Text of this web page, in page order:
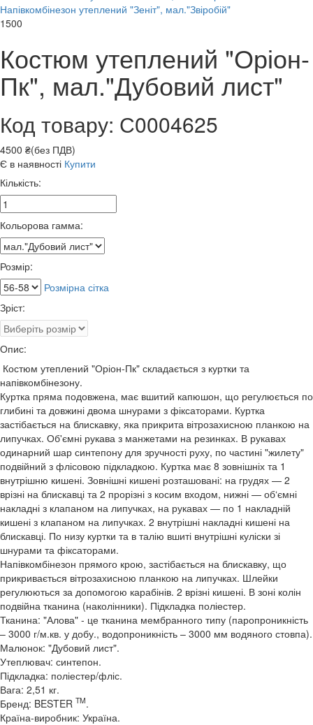
Напівкомбінезон утеплений "Зеніт", мал."Звіробій"
1500
Костюм утеплений "Оріон-
Пк", мал."Дубовий лист"
Код товару: С0004625
4500 ₴(без ПДВ)
Є в наявності Купити
Кількість:
Кольорова гамма:
Розмір:
Розмірна сітка
Зріст:
Опис:
Костюм утеплений "Оріон-Пк" складається з куртки та
напівкомбінезону.
Куртка пряма подовжена, має вшитий капюшон, що регулюється по
глибині та довжині двома шнурами з фіксаторами. Куртка
застібається на блискавку, яка прикрита вітрозахисною планкою на
липучках. Об'ємні рукава з манжетами на резинках. В рукавах
одинарний шар синтепону для зручності руху, по частині "жилету"
подвійний з флісовою підкладкою. Куртка має 8 зовнішніх та 1
внутрішню кишені. Зовнішні кишені розташовані: на грудях — 2
врізні на блискавці та 2 прорізні з косим входом, нижні — об‘ємні
накладні з клапаном на липучках, на рукавах — по 1 накладній
кишені з клапаном на липучках. 2 внутрішні накладні кишені на
блискавці. По низу куртки та в талію вшиті внутрішні куліски зі
шнурами та фіксаторами.
Напівкомбінезон прямого крою, застібається на блискавку, що
прикривається вітрозахисною планкою на липучках. Шлейки
регулюються за допомогою карабінів. 2 врізні кишені. В зоні колін
подвійна тканина (наколінники). Підкладка поліестер.
Тканина: "Алова" - це тканина мембранного типу (паропроникність
– 3000 г/м.кв. у добу., водопроникність – 3000 мм водяного стовпа).
Малюнок: "Дубовий лист".
Утеплювач: синтепон.
Підкладка: поліестер/фліс.
Вага: 2,51 кг.
Бренд: BESTER TM.
Країна-виробник: Україна.